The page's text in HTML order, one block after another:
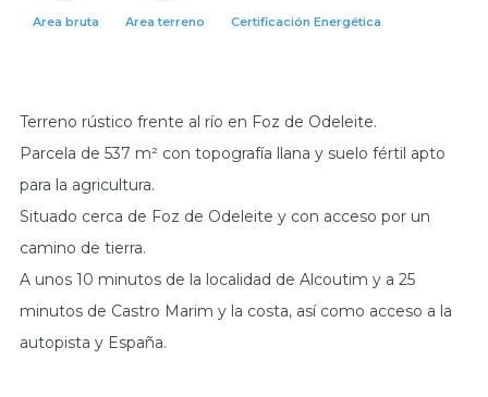
Area bruta Area terreno Certificación Energética
Terreno rústico frente al río en Foz de Odeleite.
Parcela de 537 m² con topografía llana y suelo fértil apto
para la agricultura.
Situado cerca de Foz de Odeleite y con acceso por un
camino de tierra.
A unos 10 minutos de la localidad de Alcoutim y a 25
minutos de Castro Marim y la costa, así como acceso a la
autopista y España.